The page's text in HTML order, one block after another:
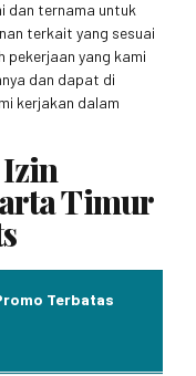
dan ternama untuk
terkait yang sesuai
pekerjaan yang kami
dan dapat di
kerjakan dalam
Timur
Terbatas